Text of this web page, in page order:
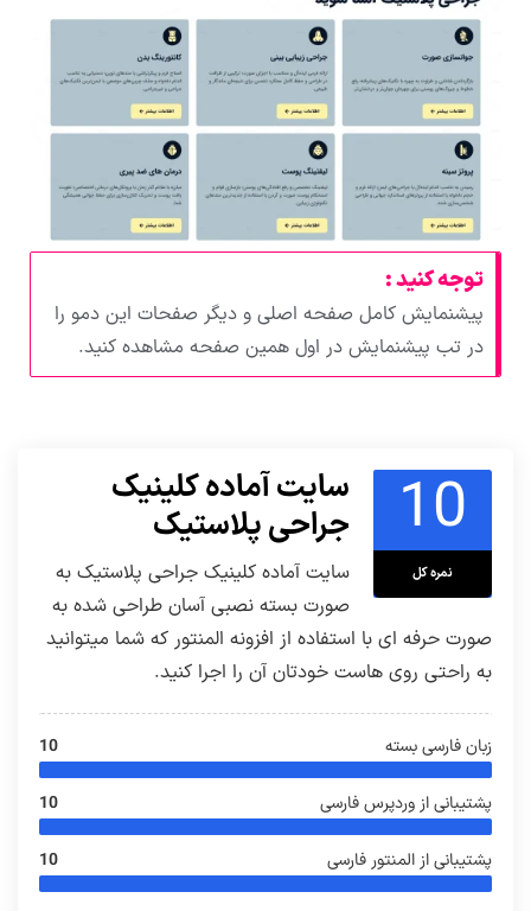
توجه کنید :
پیشنمایش کامل صفحه اصلی و دیگر صفحات این دمو را
در تب پیشنمایش در اول همین صفحه مشاهده کنید.
10
نمره کل
سایت آماده کلینیک
جراحی پلاستیک
سایت آماده کلینیک جراحی پلاستیک به
صورت بسته نصبی آسان طراحی شده به
صورت حرفه ای با استفاده از افزونه المنتور که شما میتوانید
به راحتی روی هاست خودتان آن را اجرا کنید.
زبان فارسی بسته 10
پشتیبانی از وردپرس فارسی 10
پشتیبانی از المنتور فارسی 10